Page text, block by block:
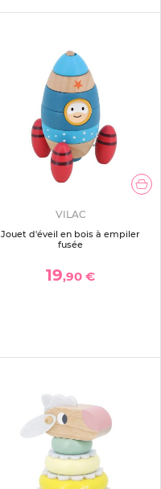
VILAC
Jouet d'éveil en bois à empiler
fusée
19,90 €